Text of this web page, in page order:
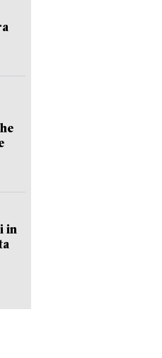
in